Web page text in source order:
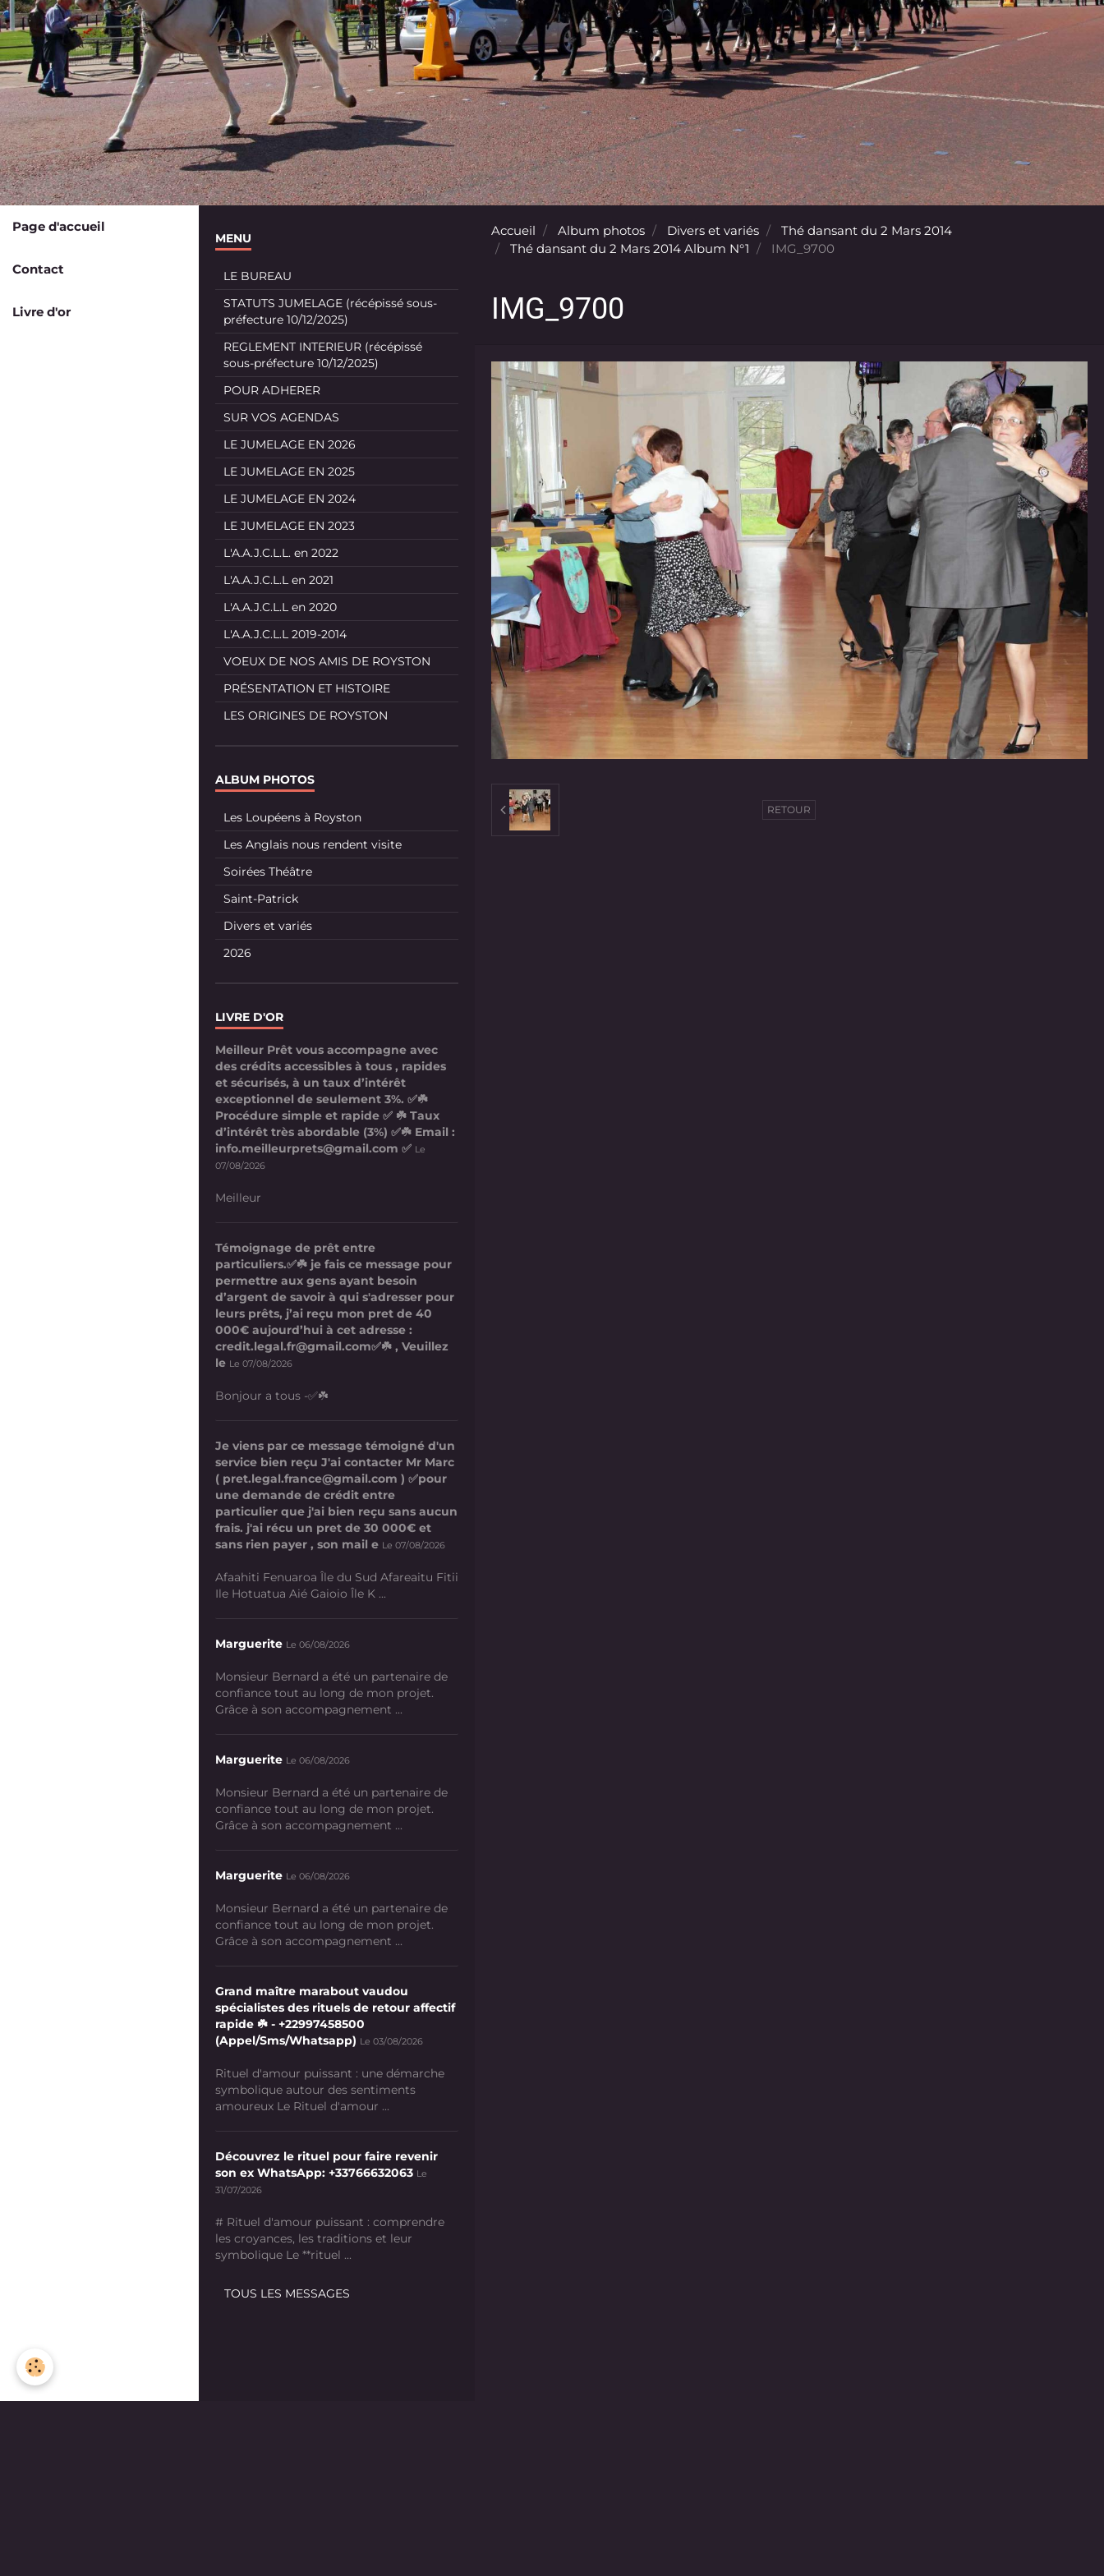
Page d'accueil
Contact
Livre d'or
Accueil Album photos Divers et variés
Thé dansant du 2 Mars 2014
Thé dansant du 2 Mars 2014 Album N°1
IMG_9700
IMG_9700
RETOUR
MENU
LE BUREAU
STATUTS JUMELAGE (récépissé sous-
préfecture 10/12/2025)
REGLEMENT INTERIEUR (récépissé
sous-préfecture 10/12/2025)
POUR ADHERER
SUR VOS AGENDAS
LE JUMELAGE EN 2026
LE JUMELAGE EN 2025
LE JUMELAGE EN 2024
LE JUMELAGE EN 2023
L'A.A.J.C.L.L. en 2022
L'A.A.J.C.L.L en 2021
L'A.A.J.C.L.L en 2020
L'A.A.J.C.L.L 2019-2014
VOEUX DE NOS AMIS DE ROYSTON
PRÉSENTATION ET HISTOIRE
LES ORIGINES DE ROYSTON
ALBUM PHOTOS
Les Loupéens à Royston
Les Anglais nous rendent visite
Soirées Théâtre
Saint-Patrick
Divers et variés
2026
LIVRE D'OR
Meilleur Prêt vous accompagne avec
des crédits accessibles à tous , rapides
et sécurisés, à un taux d’intérêt
exceptionnel de seulement 3%. ✅☘️
Procédure simple et rapide ✅ ☘️ Taux
d’intérêt très abordable (3%) ✅☘️ Email :
info.meilleurprets@gmail.com ✅ Le
07/08/2026
Meilleur
Témoignage de prêt entre
particuliers.✅☘️ je fais ce message pour
permettre aux gens ayant besoin
d’argent de savoir à qui s'adresser pour
leurs prêts, j’ai reçu mon pret de 40
000€ aujourd’hui à cet adresse :
credit.legal.fr@gmail.com✅☘️ , Veuillez
le Le 07/08/2026
Bonjour a tous -✅☘️
Je viens par ce message témoigné d'un
service bien reçu J'ai contacter Mr Marc
( pret.legal.france@gmail.com ) ✅pour
une demande de crédit entre
particulier que j'ai bien reçu sans aucun
frais. j'ai récu un pret de 30 000€ et
sans rien payer , son mail e Le 07/08/2026
Afaahiti Fenuaroa Île du Sud Afareaitu Fitii
Ile Hotuatua Aié Gaioio Île K ...
Marguerite Le 06/08/2026
Monsieur Bernard a été un partenaire de
confiance tout au long de mon projet.
Grâce à son accompagnement ...
Marguerite Le 06/08/2026
Monsieur Bernard a été un partenaire de
confiance tout au long de mon projet.
Grâce à son accompagnement ...
Marguerite Le 06/08/2026
Monsieur Bernard a été un partenaire de
confiance tout au long de mon projet.
Grâce à son accompagnement ...
Grand maître marabout vaudou
spécialistes des rituels de retour affectif
rapide ☘️ - +22997458500
(Appel/Sms/Whatsapp) Le 03/08/2026
Rituel d'amour puissant : une démarche
symbolique autour des sentiments
amoureux Le Rituel d'amour ...
Découvrez le rituel pour faire revenir
son ex WhatsApp: +33766632063 Le
31/07/2026
# Rituel d'amour puissant : comprendre
les croyances, les traditions et leur
symbolique Le **rituel ...
TOUS LES MESSAGES